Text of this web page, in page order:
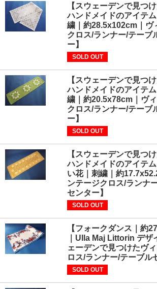
【スウェーデンで見つ
ハンドメイドのアイテ
繍｜約28.5x102cm｜ヴ
クロス/ランナー/テーブ
ー】
SOLD OUT
【スウェーデンで見つ
ハンドメイドのアイテ
繍｜約20.5x78cm｜ヴ
クロス/ランナー/テーブ
ー】
SOLD OUT
【スウェーデンで見つ
ハンドメイドのアイテ
い花｜刺繍｜約
ンテージクロス/ランナ
センター】
SOLD OUT
【フォークダンス｜約
｜Ulla Maj Littorin デザ
ェーデンで見つけたヴ
ロス/ランナー/テーブル
SOLD OUT